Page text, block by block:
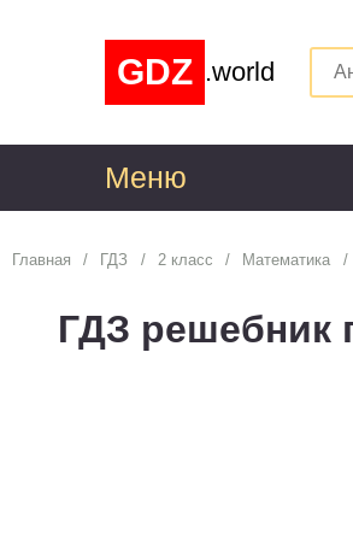
GDZ .world
Меню
Английский язык
Главная ГДЗ 2 класс Математика
ГДЗ решебник